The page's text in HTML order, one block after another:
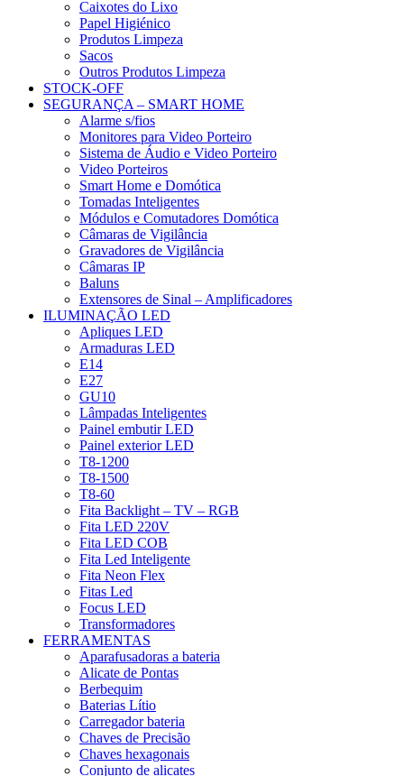
Caixotes do Lixo
Papel Higiénico
Produtos Limpeza
Sacos
Outros Produtos Limpeza
STOCK-OFF
SEGURANÇA – SMART HOME
Alarme s/fios
Monitores para Video Porteiro
Sistema de Áudio e Video Porteiro
Video Porteiros
Smart Home e Domótica
Tomadas Inteligentes
Módulos e Comutadores Domótica
Câmaras de Vigilância
Gravadores de Vigilância
Câmaras IP
Baluns
Extensores de Sinal – Amplificadores
ILUMINAÇÃO LED
Apliques LED
Armaduras LED
E14
E27
GU10
Lâmpadas Inteligentes
Painel embutir LED
Painel exterior LED
T8-1200
T8-1500
T8-60
Fita Backlight – TV – RGB
Fita LED 220V
Fita LED COB
Fita Led Inteligente
Fita Neon Flex
Fitas Led
Focus LED
Transformadores
FERRAMENTAS
Aparafusadoras a bateria
Alicate de Pontas
Berbequim
Baterias Lítio
Carregador bateria
Chaves de Precisão
Chaves hexagonais
Conjunto de alicates